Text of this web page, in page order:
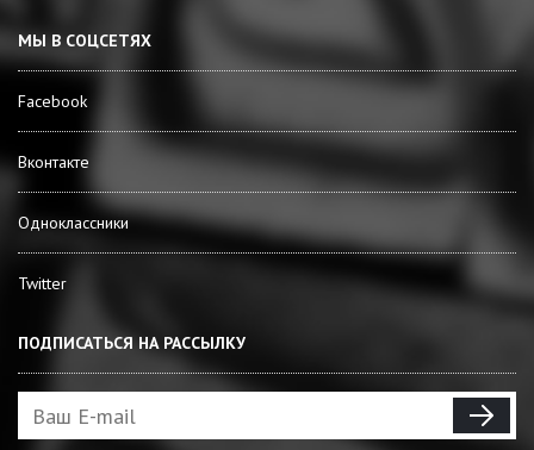
МЫ В СОЦСЕТЯХ
Facebook
Вконтакте
Одноклассники
Twitter
ПОДПИСАТЬСЯ НА РАССЫЛКУ